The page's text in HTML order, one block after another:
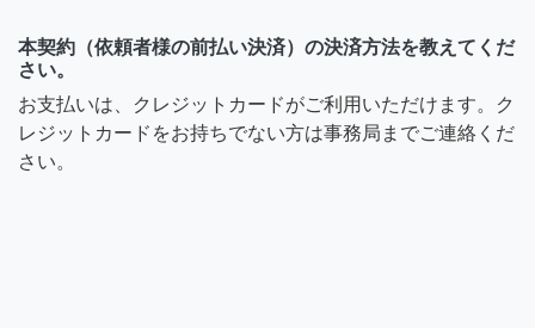
本契約（依頼者様の前払い決済）の決済方法を教えてくだ
さい。
お支払いは、クレジットカードがご利用いただけます。ク
レジットカードをお持ちでない方は事務局までご連絡くだ
さい。